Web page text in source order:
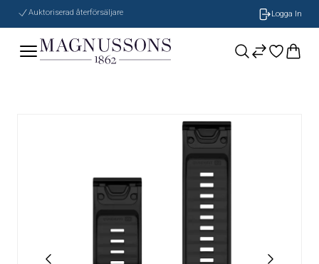
Auktoriserad återförsäljare Logga In